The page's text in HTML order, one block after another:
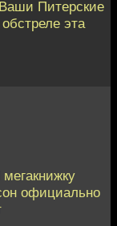
Питерские
эта
официально